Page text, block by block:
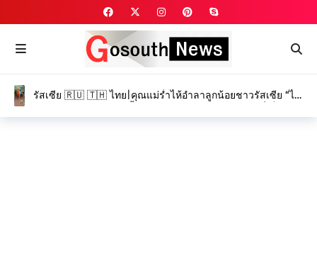
รัสเซีย 🇷🇺 🇹🇭 ไทย|คุณแม่ร่ำไห้อำลาลูกน้อยชาวรัสเซีย “ได
ด้วยความโศกเศร้า